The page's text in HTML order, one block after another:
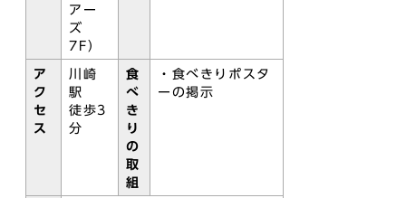
アー
ズ
7F）
ア
ク
セ
ス
川崎
駅
徒歩3
分
食
べ
き
り
の
取
組
・食べきりポスタ
ーの掲示